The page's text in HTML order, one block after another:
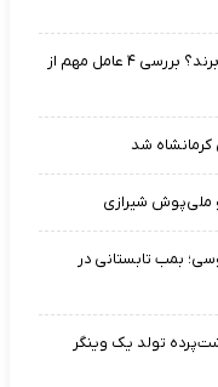
چرا برخی زنان از رابطه جنسی کمتر لذت می‌برند؟ بررسی ۴ عامل مهم از
شد
ملی‌پوش شیرازی
روسی؛ بمب تابستانی در
تولد یک وینگر